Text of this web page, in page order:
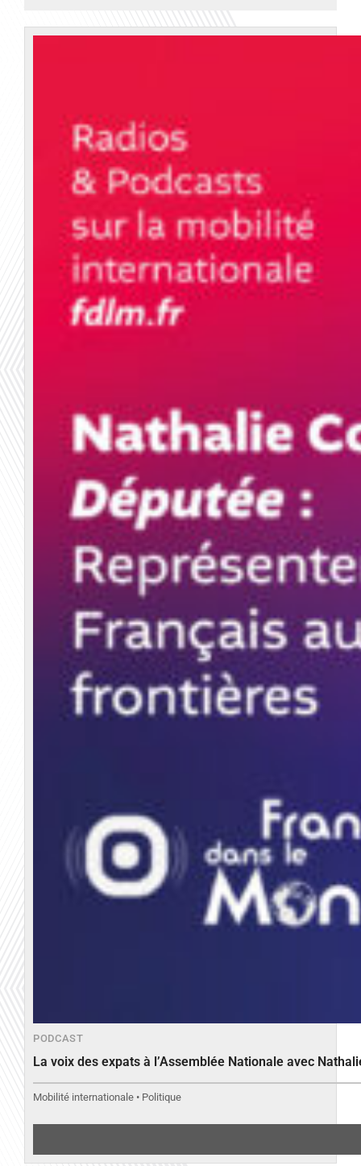
PODCAST
La voix des expats à l’Assemblée Nationale avec
Mobilité internationale • Politique